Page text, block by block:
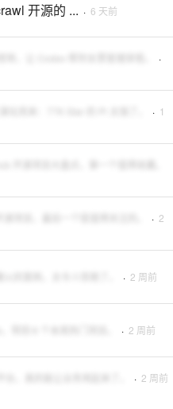
开源的 ... · 6 天前
·
· 1
· 2
· 2 周前
· 2 周前
· 2 周前